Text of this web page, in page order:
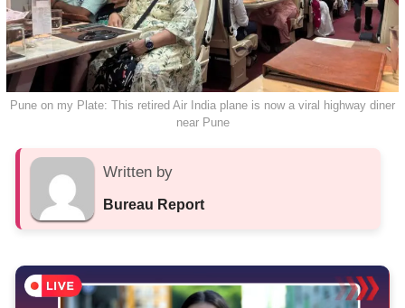
Pune on my Plate: This retired Air India plane is now a viral highway diner
near Pune
Written by
Bureau Report